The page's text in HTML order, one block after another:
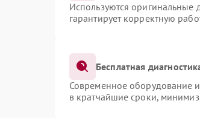
Используются
гарантирует корректную
Бесплатная
Современное оборудование
в кратчайшие сроки,